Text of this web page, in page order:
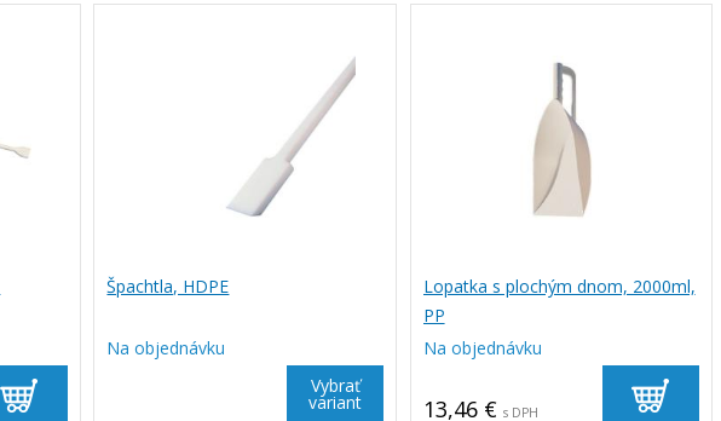
Špachtla, HDPE
Na objednávku
Vybrať
variant
Lopatka s plochým dnom, 2000ml,
PP
Na objednávku
13,46 € s DPH